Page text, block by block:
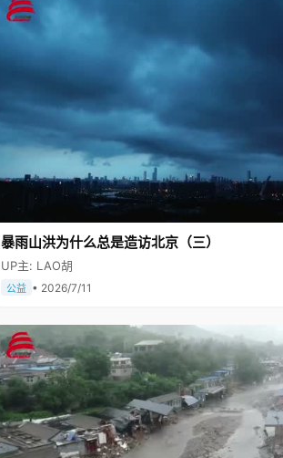
暴雨山洪为什么总是造访北京（三）
UP主: LAO胡
公益 • 2026/7/11